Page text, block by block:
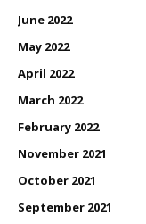
June 2022
May 2022
April 2022
March 2022
February 2022
November 2021
October 2021
September 2021